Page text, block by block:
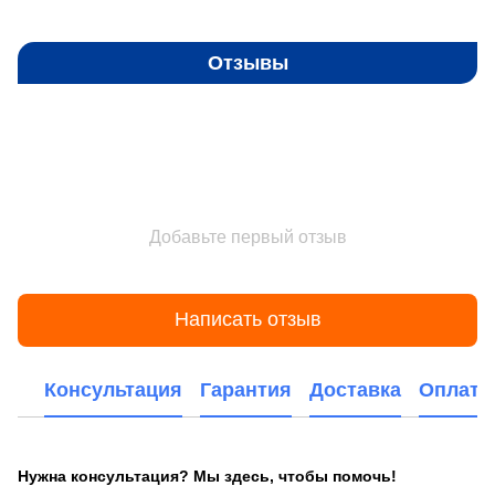
Отзывы
Добавьте первый отзыв
Написать отзыв
Консультация Гарантия Доставка Оплата
Нужна консультация? Мы здесь, чтобы помочь!